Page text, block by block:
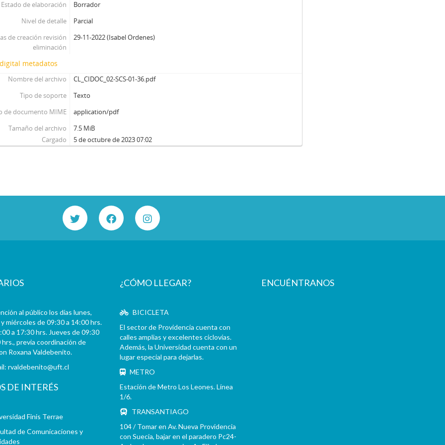
Estado de elaboración
Borrador
Nivel de detalle
Parcial
de creación revisión
eliminación
29-11-2022 (Isabel Ordenes)
metadatos
Nombre del archivo
CL_CIDOC_02-SCS-01-36.pdf
Tipo de soporte
Texto
de documento MIME
application/pdf
Tamaño del archivo
7.5 MiB
Cargado
5 de octubre de 2023 07:02
al público los días lunes,
miércoles de 09:30 a 14:00 hrs.
a 17:30 hrs. Jueves de 09:30
hrs., previa coordinación de
Roxana Valdebenito.
rvaldebenito@uft.cl
DE INTERÉS
Finis Terrae
de Comunicaciones y
¿CÓMO LLEGAR?
BICICLETA
El sector de Providencia cuenta con
calles amplias y excelentes ciclovías.
Además, la Universidad cuenta con un
lugar especial para dejarlas.
METRO
Estación de Metro Los Leones. Línea
1/6.
TRANSANTIAGO
104 / Tomar en Av. Nueva Providencia
con Suecia, bajar en el paradero Pc24-
ENCUÉNTRANOS